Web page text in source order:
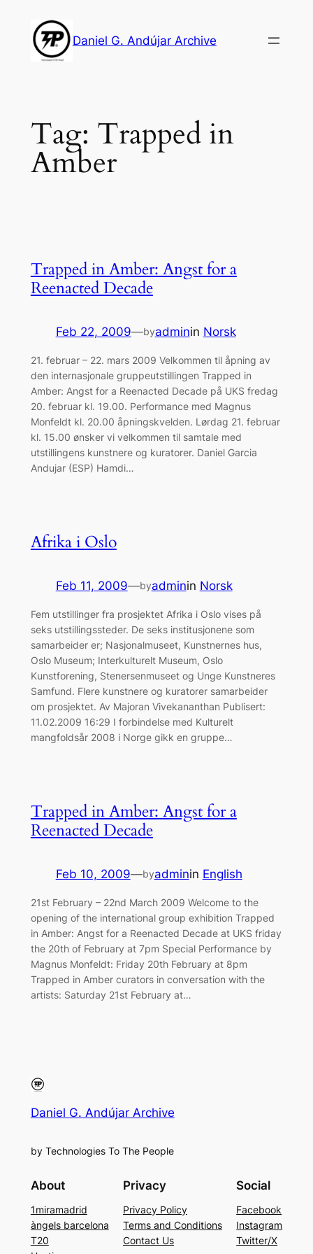
content
Daniel G. Andújar Archive
Tag: Trapped in
Amber
Trapped in Amber: Angst for a
Reenacted Decade
Feb 22, 2009—byadminin Norsk
21. februar – 22. mars 2009 Velkommen til åpning av
den internasjonale gruppeutstillingen Trapped in
Amber: Angst for a Reenacted Decade på UKS fredag
20. februar kl. 19.00. Performance med Magnus
Monfeldt kl. 20.00 åpningskvelden. Lørdag 21. februar
kl. 15.00 ønsker vi velkommen til samtale med
utstillingens kunstnere og kuratorer. Daniel Garcia
Andujar (ESP) Hamdi…
Afrika i Oslo
Feb 11, 2009—byadminin Norsk
Fem utstillinger fra prosjektet Afrika i Oslo vises på
seks utstillingssteder. De seks institusjonene som
samarbeider er; Nasjonalmuseet, Kunstnernes hus,
Oslo Museum; Interkulturelt Museum, Oslo
Kunstforening, Stenersenmuseet og Unge Kunstneres
Samfund. Flere kunstnere og kuratorer samarbeider
om prosjektet. Av Majoran Vivekananthan Publisert:
11.02.2009 16:29 I forbindelse med Kulturelt
mangfoldsår 2008 i Norge gikk en gruppe…
Trapped in Amber: Angst for a
Reenacted Decade
Feb 10, 2009—byadminin English
21st February – 22nd March 2009 Welcome to the
opening of the international group exhibition Trapped
in Amber: Angst for a Reenacted Decade at UKS friday
the 20th of February at 7pm Special Performance by
Magnus Monfeldt: Friday 20th February at 8pm
Trapped in Amber curators in conversation with the
artists: Saturday 21st February at…
Daniel G. Andújar Archive
by Technologies To The People
About
1miramadrid
àngels barcelona
T20
Privacy
Privacy Policy
Terms and Conditions
Contact Us
Social
Facebook
Instagram
Twitter/X